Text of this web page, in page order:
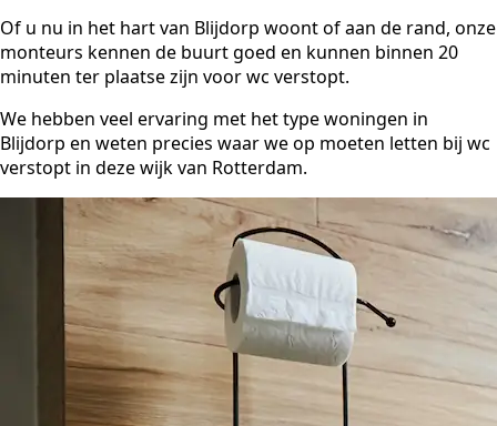
Of u nu in het hart van Blijdorp woont of aan de rand, onze
monteurs kennen de buurt goed en kunnen binnen 20
minuten ter plaatse zijn voor wc verstopt.
We hebben veel ervaring met het type woningen in
Blijdorp en weten precies waar we op moeten letten bij wc
verstopt in deze wijk van Rotterdam.